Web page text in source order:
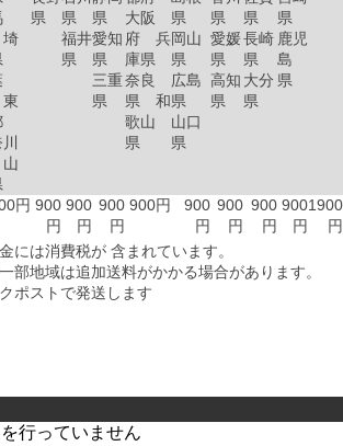
県 県
福井
県
県
愛知
県
三重
県
大阪
府 兵
庫県
奈良
県 和
歌山
県
県
岡山
県
広島
県
山口
県
県
愛媛
県
高知
県
県
長崎
県
大分
県
県
鹿児
島
県
円 900
円
900
円
900
円
900円
900
円
900
円
900
円
900
円
1900
円
には消費税が 含まれています。
部地域は追加送料がかかる場合があります。
ポストで発送します
行っていません